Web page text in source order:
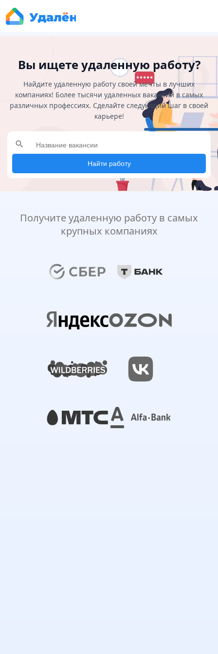
Вы ищете удаленную работу?
Найдите удаленную работу своей мечты в лучших
компаниях! Более тысячи удаленных вакансий в самых
различных профессиях. Сделайте следующий шаг в своей
карьере!
search
Найти работу
Получите удаленную работу в самых
крупных компаниях